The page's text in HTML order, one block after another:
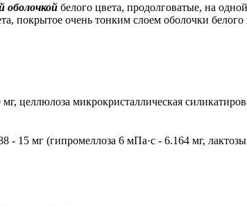
оболочкой белого цвета, продолговатые, на
покрытое очень тонким слоем оболочки белого
целлюлоза микрокристаллическая
- 15 мг (гипромеллоза 6 мПа·с - 6.164 мг,